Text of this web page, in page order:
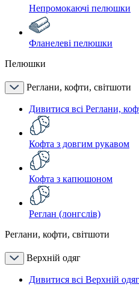
Непромокаючі пелюшки
Фланелеві пелюшки
Пелюшки
Реглани, кофти, світшоти
Дивитися всі Реглани,
Кофта з довгим рукавом
Кофта з капюшоном
Реглан (лонгслів)
Реглани, кофти, світшоти
Верхній одяг
Дивитися всі Верхній одяг